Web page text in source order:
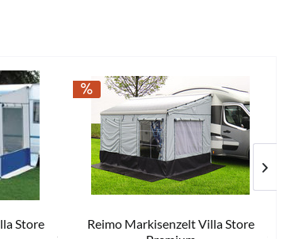
Store
619,00 € * ab 539,00 € *
Reimo Markisenzelt Villa Store